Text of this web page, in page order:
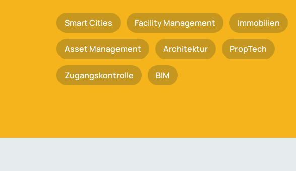
Smart Cities Facility Management Immobilien
Asset Management Architektur PropTech
Zugangskontrolle BIM